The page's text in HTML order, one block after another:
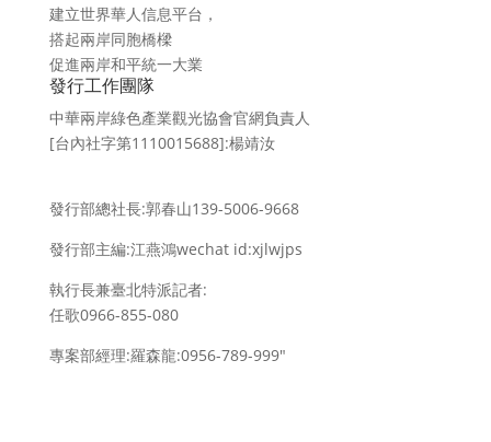
建立世界華人信息平台，
搭起兩岸同胞橋樑
促進兩岸和平統一大業
發行工作團隊
中華兩岸綠色產業觀光協會官網負責人
[台內社字第1110015688]:楊靖汝
發行部總社長:郭春山139-5006-9668
發行部主編:江燕鴻wechat id:xjlwjps
執行長兼臺北特派記者:
任歌0966-855-080
專案部經理:羅森龍:0956-789-999″